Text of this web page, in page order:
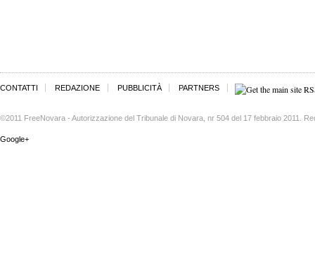
CONTATTI REDAZIONE PUBBLICITÀ PARTNERS
©2011 FreeNovara - Autorizzazione del Tribunale di Novara, nr 504 del 17 febbraio 2011.
Google+